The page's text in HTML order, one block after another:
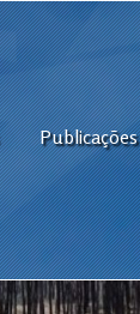
Publicações